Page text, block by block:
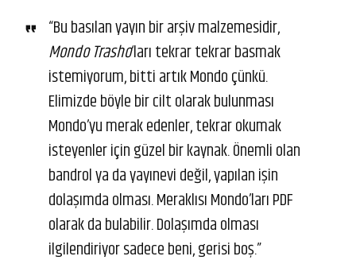
“Bu basılan yayın bir arşiv malzemesidir,
Mondo Trasho‘ları tekrar tekrar basmak
istemiyorum, bitti artık Mondo çünkü.
Elimizde böyle bir cilt olarak bulunması
Mondo’yu merak edenler, tekrar okumak
isteyenler için güzel bir kaynak. Önemli olan
bandrol ya da yayınevi değil, yapılan işin
dolaşımda olması. Meraklısı Mondo’ları PDF
olarak da bulabilir. Dolaşımda olması
ilgilendiriyor sadece beni, gerisi boş.”